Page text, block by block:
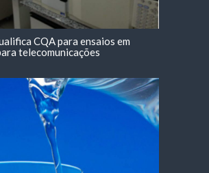
CQA para ensaios em
telecomunicações